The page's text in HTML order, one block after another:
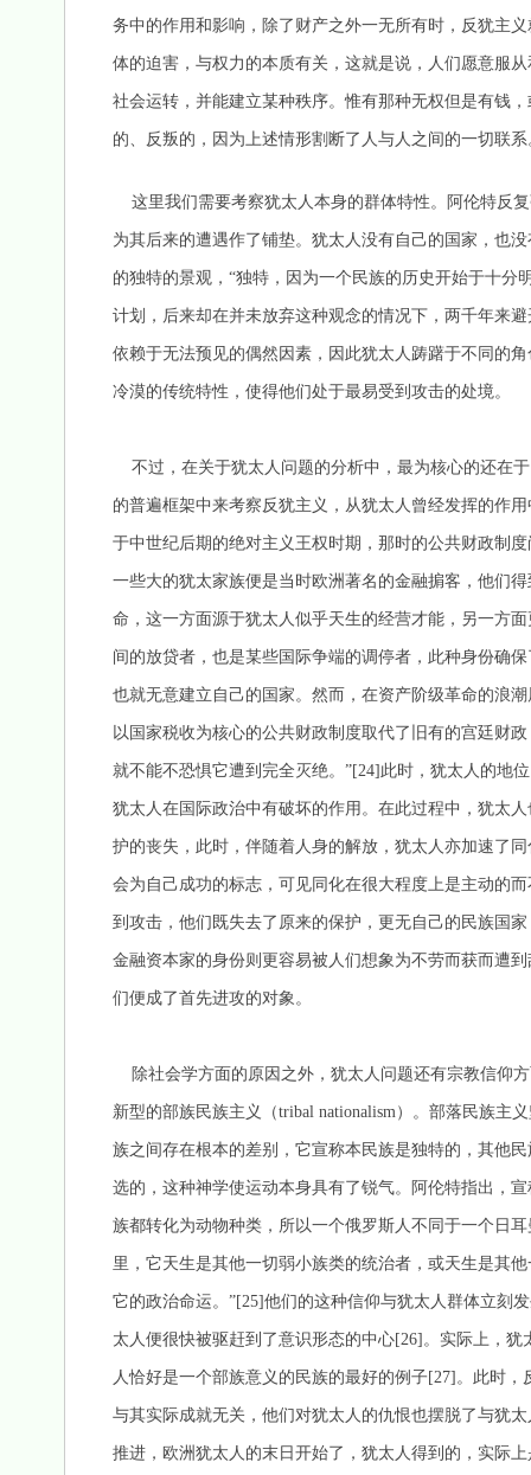
务中的作用和影响，除了财产之外一无所有时，反犹主
体的迫害，与权力的本质有关，这就是说，人们愿意服
社会运转，并能建立某种秩序。惟有那种无权但是有钱
的、反叛的，因为上述情形割断了人与人之间的一切联
这里我们需要考察犹太人本身的群体特性。阿伦特
为其后来的遭遇作了铺垫。犹太人没有自己的国家，也
的独特的景观，“独特，因为一个民族的历史开始于十
计划，后来却在并未放弃这种观念的情况下，两千年来
依赖于无法预见的偶然因素，因此犹太人踌躇于不同的
冷漠的传统特性，使得他们处于最易受到攻击
不过，在关于犹太人问题的分析中，最为核心的还在
的普遍框架中来考察反犹主义，从犹太人曾经发挥的作
于中世纪后期的绝对主义王权时期，那时的公共财政制
一些大的犹太家族便是当时欧洲著名的金融掮客，他们
命，这一方面源于犹太人似乎天生的经营才能，另一方
间的放贷者，也是某些国际争端的调停者，此种身份确
也就无意建立自己的国家。然而，在资产阶级革命的浪
以国家税收为核心的公共财政制度取代了旧有的宫廷财
就不能不恐惧它遭到完全灭绝。”[24]此时，犹太人的地
犹太人在国际政治中有破坏的作用。在此过程中，犹太
护的丧失，此时，伴随着人身的解放，犹太人亦加速了
会为自己成功的标志，可见同化在很大程度上是主动的
到攻击，他们既失去了原来的保护，更无自己的民族国
金融资本家的身份则更容易被人们想象为不劳而获而遭
们便成了首先进攻的对象。
除社会学方面的原因之外，犹太人问题还有宗教信仰
新型的部族民族主义（tribal nationalism）。部落民族主
族之间存在根本的差别，它宣称本民族是独特的，其他
选的，这种神学使运动本身具有了锐气。阿伦特指出，
族都转化为动物种类，所以一个俄罗斯人不同于一个日
里，它天生是其他一切弱小族类的统治者，或天生是其
它的政治命运。”[25]他们的这种信仰与犹太人群体立刻
太人便很快被驱赶到了意识形态的中心[26]。实际上，
人恰好是一个部族意义的民族的最好的例子[27]。此时
与其实际成就无关，他们对犹太人的仇恨也摆脱了与犹
推进，欧洲犹太人的末日开始了，犹太人得到的，实际